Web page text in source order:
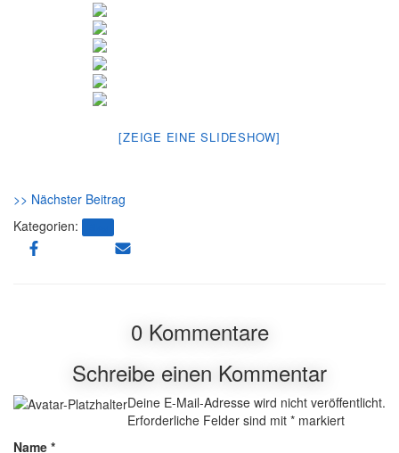
[ZEIGE EINE SLIDESHOW]
>> Nächster Beitrag
Kategorien:
0 Kommentare
Schreibe einen Kommentar
Deine E-Mail-Adresse wird nicht veröffentlicht.
Erforderliche Felder sind mit * markiert
Name *